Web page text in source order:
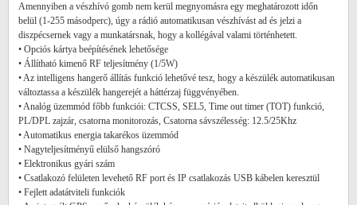
Amennyiben a vészhívó gomb nem kerül megnyomásra egy meghatározott időn
belül (1-255 másodperc), úgy a rádió automatikusan vészhívást ad és jelzi a
diszpécsernek vagy a munkatársnak, hogy a kollégával valami történhetett.
• Opciós kártya beépítésének lehetősége
• Állítható kimenő RF teljesítmény (1/5W)
• Az intelligens hangerő állítás funkció lehetővé tesz, hogy a készülék automatikusan
változtassa a készülék hangerejét a háttérzaj függvényében.
• Analóg üzemmód főbb funkciói: CTCSS, SEL5, Time out timer (TOT) funkció,
PL/DPL zajzár, csatorna monitorozás, Csatorna sávszélesség: 12.5/25Khz
• Automatikus energia takarékos üzemmód
• Nagyteljesítményű elülső hangszóró
• Elektronikus gyári szám
• Csatlakozó felületen levehető RF port és IP csatlakozás USB kábelen keresztül
• Fejlett adatátviteli funkciók